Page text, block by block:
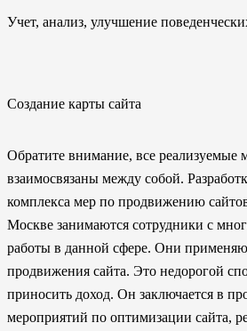
Учет, анализ, улучшение
Создание карты сайта
Обратите внимание, все реализуемые
взаимосвязаны между собой.
комплекса мер по продвижению
Москве занимаются сотрудники с
работы в данной сфере. Они
продвижения сайта. Это недорогой
приносить доход. Он заключается в
мероприятий по оптимизации сайта,